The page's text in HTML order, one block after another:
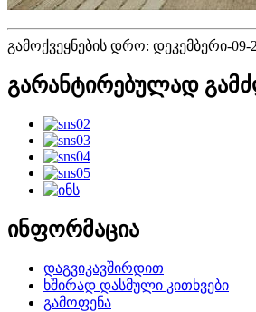
გამოქვეყნების დრო: დეკემბერი-09-
გარანტირებულად
ინფორმაცია
დაგვიკავშირდით
ხშირად დასმული კითხვები
გამოფენა